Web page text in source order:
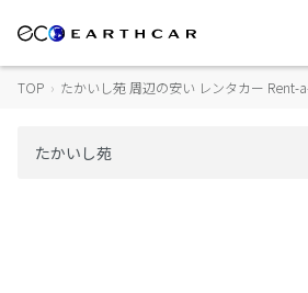
TOP › たかいし苑 周辺の安い レンタカー Rent-